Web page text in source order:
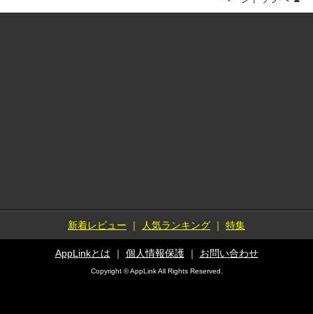
新着レビュー ｜ 人気ランキング ｜ 特集
AppLinkとは ｜ 個人情報保護｜ お問い合わせ
Copyright © AppLink All Rights Reserved.